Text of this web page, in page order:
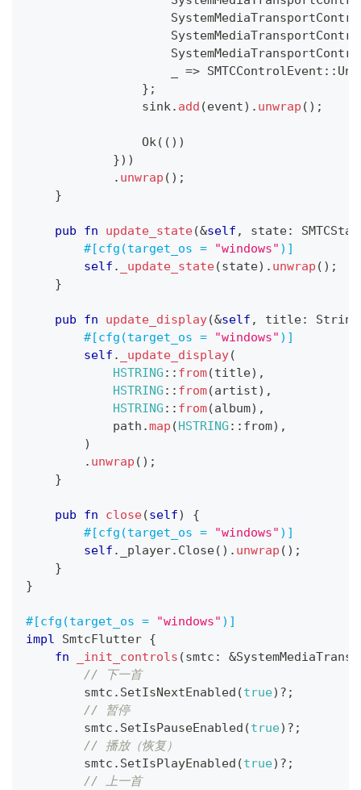
=> SMTCControlEvent ::
} ;
                sink
. add (event) . unwrap ( ) ;
Ok ( ( ) )
}) )
. unwrap ( ) ;
}
pub fn update_state(&self , state:
#[cfg(target_os =
"windows" )]
self . _update_state(state) . unwrap ( ) ;
}
pub fn update_display(&self , title: String
#[cfg(target_os =
"windows" )]
self . _update_display(
HSTRING :: from(title) ,
HSTRING :: from(artist) ,
HSTRING :: from(album) ,
            path
.map (HSTRING :: from) ,
)
. unwrap ( ) ;
}
pub fn close(self)
{
#[cfg(target_os =
"windows" )]
self . _player. Close( ) . unwrap ( ) ;
}
}
#[cfg(target_os = "windows" )]
impl
SmtcFlutter {
fn
_init_controls (smtc : &
// 下一首
        smtc
. SetIsNextEnabled (true) ? ;
// 暂停
        smtc
. SetIsPauseEnabled (true) ? ;
// 播放（恢复）
        smtc
. SetIsPlayEnabled (true) ? ;
// 上一首